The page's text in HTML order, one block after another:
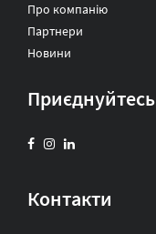
Про компанію
Партнери
Новини
Приєднуйтесь
Контакти